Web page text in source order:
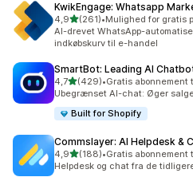
KwikEngage: Whatsapp
4,9ud af 5 stjerner
(261)
261 anmeldelser i alt
•Mulighed for gratis
AI-drevet WhatsApp-
indkøbskurv til e-handel
SmartBot: Leading AI
4,7ud af 5 stjerner
(429)
429 anmeldelser i alt
•Gratis
Ubegrænset AI-chat: Øger
Built for Shopify
Commslayer: AI Helpdesk &
4,9ud af 5 stjerner
(188)
188 anmeldelser i alt
•Gratis
Helpdesk og chat fra de